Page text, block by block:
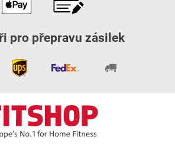
pro přepravu zásilek